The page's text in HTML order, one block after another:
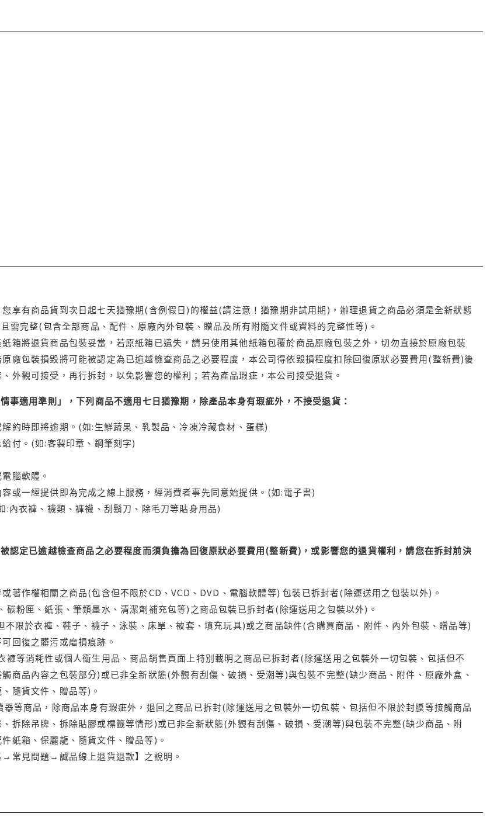
享有商品貨到次日起七天猶豫期(含例假日)的權益(請注意！猶豫期非試用期)，辦理退貨之商品必須是全新狀態
需完整(包含全部商品、配件、原廠內外包裝、贈品及所有附隨文件或資料的完整性等)。
箱將退貨商品包裝妥當，若原紙箱已遺失，請另使用其他紙箱包覆於商品原廠包裝之外，切勿直接於原廠包裝
原廠包裝損毀將可能被認定為已逾越檢查商品之必要程度，本公司得依毀損程度扣除回復原狀必要費用(整新費)後
外觀可接受，再行拆封，以免影響您的權利；若為產品瑕疵，本公司接受退貨。
事適用準則」，下列商品不適用七日猶豫期，除產品本身有瑕疵外，不接受退貨：
約時即將逾期。(如:生鮮蔬果、乳製品、冷凍冷藏食材、蛋糕)
付。(如:客製印章、鋼筆刻字)
腦軟體。
或一經提供即為完成之線上服務，經消費者事先同意始提供。(如:電子書)
:內衣褲、襪類、褲襪、刮鬍刀、除毛刀等貼身用品)
認定已逾越檢查商品之必要程度而須負擔為回復原狀必要費用(整新費)，或影響您的退貨權利，請您在拆封前決
著作權相關之商品(包含但不限於CD、VCD、DVD、電腦軟體等) 包裝已拆封者(除運送用之包裝以外)。
碳粉匣、紙張、筆類墨水、清潔劑補充包等)之商品包裝已拆封者(除運送用之包裝以外)。
限於衣褲、鞋子、襪子、泳裝、床單、被套、填充玩具)或之商品缺件(含購買商品、附件、內外包裝、贈品等)
回復之髒污或磨損痕跡。
褲等消耗性或個人衛生用品、商品銷售頁面上特別載明之商品已拆封者(除運送用之包裝外一切包裝、包括但不
商品內容之包裝部分)或已非全新狀態(外觀有刮傷、破損、受潮等)與包裝不完整(缺少商品、附件、原廠外盒、
隨貨文件、贈品等)。
器等商品，除商品本身有瑕疵外，退回之商品已拆封(除運送用之包裝外一切包裝、包括但不限於封膜等接觸商品
拆除吊牌、拆除貼膠或標籤等情形)或已非全新狀態(外觀有刮傷、破損、受潮等)與包裝不完整(缺少商品、附
紙箱、保麗龍、隨貨文件、贈品等)。
常見問題→誠品線上退貨退款】之說明。